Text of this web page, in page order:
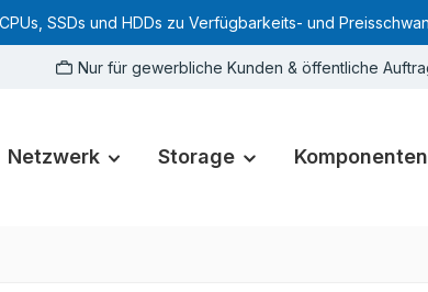
SSDs und HDDs zu Verfügbarkeits- und
Nur für gewerbliche Kunden & öffentliche
Netzwerk Storage Komponenten